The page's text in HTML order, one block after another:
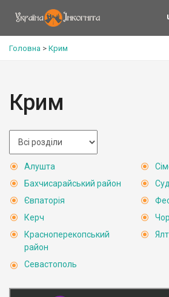
Головна > Крим
Крим
Алушта
Бахчисарайський район
Євпаторія
Керч
Красноперекопський
район
Севастополь